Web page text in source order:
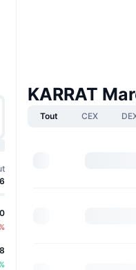
%
%
KARRAT
Tout CEX